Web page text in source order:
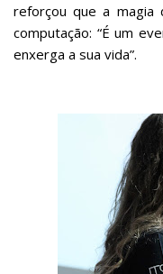
reforçou que a magia
computação: “É um
enxerga a sua vida”.